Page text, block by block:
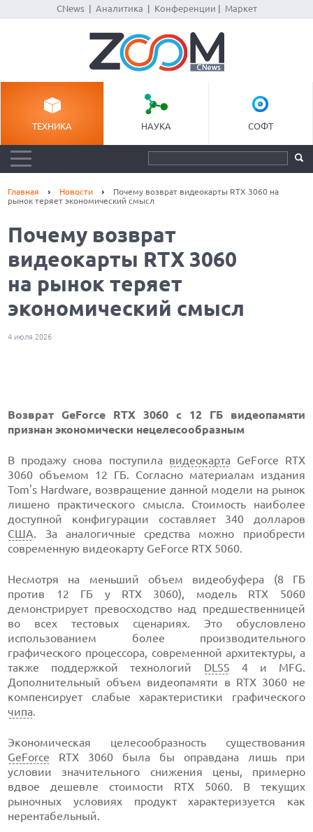
CNews| Аналитика Конференции Маркет
ТЕХНИКА НАУКА СОФТ
Главная Новости
Почему возврат видеокарты RTX 3060 на
рынок теряет экономический смысл
Почему возврат
видеокарты RTX 3060
на рынок теряет
экономический смысл
4 июля 2026
Возврат GeForce RTX 3060 с 12 ГБ видеопамяти
признан экономически нецелесообразным
В продажу снова поступила видеокартаGeForce RTX
3060 объемом 12 ГБ. Согласно материалам издания
Tom's Hardware, возвращение данной модели на рынок
лишено практического смысла. Стоимость наиболее
доступной конфигурации составляет 340 долларов
США. За аналогичные средства можно приобрести
современную видеокарту GeForce RTX 5060.
Несмотря на меньший объем видеобуфера (8 ГБ
против 12 ГБ у RTX 3060), модель RTX 5060
демонстрирует превосходство над предшественницей
во всех тестовых сценариях. Это обусловлено
использованием более производительного
графического процессора, современной архитектуры, а
также поддержкой технологий DLSS 4 и MFG.
Дополнительный объем видеопамяти в RTX 3060 не
компенсирует слабые характеристики графического
чипа.
Экономическая целесообразность существования
GeForce RTX 3060 была бы оправдана лишь при
условии значительного снижения цены, примерно
вдвое дешевле стоимости RTX 5060. В текущих
рыночных условиях продукт характеризуется как
нерентабельный.